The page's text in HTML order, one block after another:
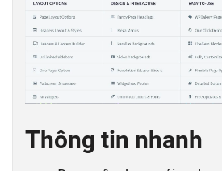
Thông tin nhanh